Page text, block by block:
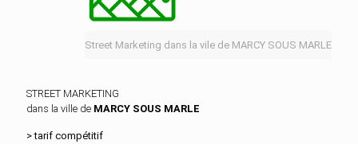
Street Marketing dans la vile de MARCY SOUS MARLE
STREET MARKETING
dans la ville de MARCY SOUS MARLE
> tarif compétitif